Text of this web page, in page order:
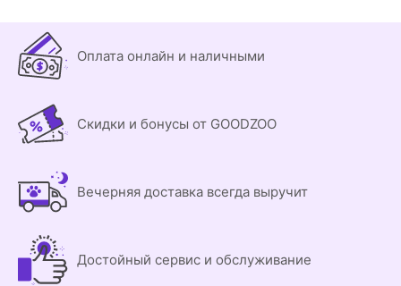
Оплата онлайн и наличными
Скидки и бонусы от GOODZOO
Вечерняя доставка всегда выручит
Достойный сервис и обслуживание